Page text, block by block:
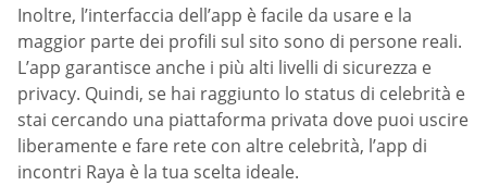
Inoltre, l’interfaccia dell’app è facile da usare e la
maggior parte dei profili sul sito sono di persone reali.
L’app garantisce anche i più alti livelli di sicurezza e
privacy. Quindi, se hai raggiunto lo status di celebrità e
stai cercando una piattaforma privata dove puoi uscire
liberamente e fare rete con altre celebrità, l’app di
incontri Raya è la tua scelta ideale.